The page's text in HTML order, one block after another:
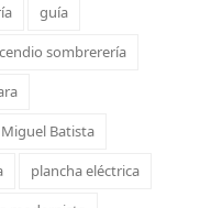
guía
sombrerería
Miguel Batista
plancha eléctrica